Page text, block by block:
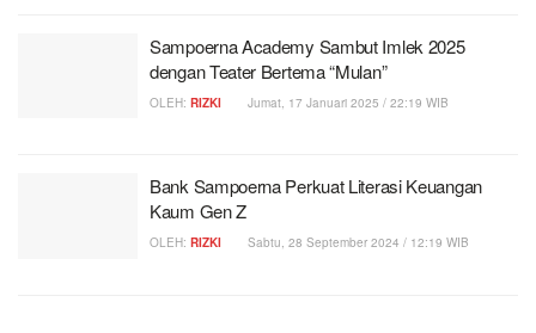
Sampoerna Academy Sambut Imlek 2025
dengan Teater Bertema “Mulan”
OLEH: RIZKI Jumat, 17 Januari 2025 / 22:19 WIB
Bank Sampoerna Perkuat Literasi Keuangan
Kaum Gen Z
OLEH: RIZKI Sabtu, 28 September 2024 / 12:19 WIB